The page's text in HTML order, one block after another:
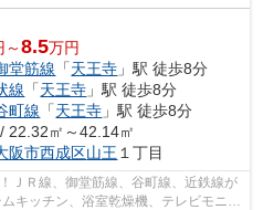
～8.5万円
堂筋線 「天王寺 」駅 徒歩8分
線 「天王寺 」駅 徒歩8分
町線 「天王寺 」駅 徒歩8分
22.32㎡～42.14㎡
阪市西成区山王 １丁目
ＪＲ線、御堂筋線、谷町線、近鉄線が